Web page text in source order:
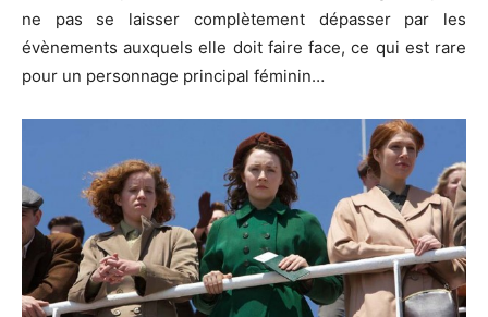
ne pas se laisser complètement dépasser par les
évènements auxquels elle doit faire face, ce qui est rare
pour un personnage principal féminin…